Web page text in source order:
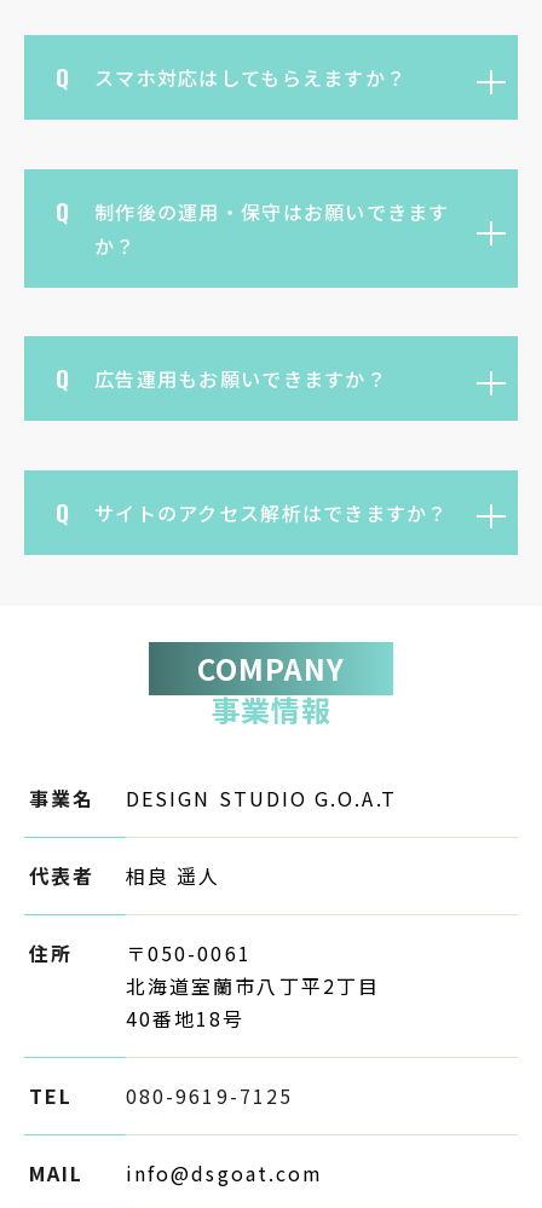
スマホ対応はしてもらえますか？
制作後の運用・保守はお願いできます
か？
広告運用もお願いできますか？
サイトのアクセス解析はできますか？
COMPANY
事業情報
事業名 DESIGN STUDIO G.O.A.T
代表者 相良 遥人
住所
〒050-0061
北海道室蘭市八丁平2丁目
40番地18号
TEL 080-9619-7125
MAIL info@dsgoat.com